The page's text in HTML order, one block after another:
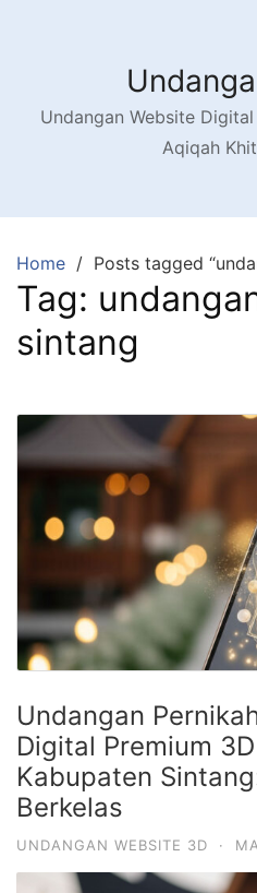
Undangan Website
Aqiqah
Home Posts tagged
Tag:
sintang
Undangan
Digital Premium
Kabupaten
Berkelas
UNDANGAN WEBSITE 3D ·